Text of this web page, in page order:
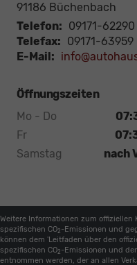
91186 Büchenbach
Telefon: 09171-62290
Telefax: 09171-63959
E-Mail:
Öffnungszeiten
Mo - Do
Fr
Samstag
nach
Weitere Informationen zum
spezifischen CO2 -Emissionen und
können dem 'Leitfaden über den
spezifischen CO2 -Emissionen und
entnommen werden, der an allen